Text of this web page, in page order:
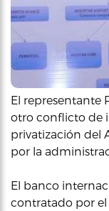
El representante
otro conflicto de
privatización del
por la
El banco
contratado por